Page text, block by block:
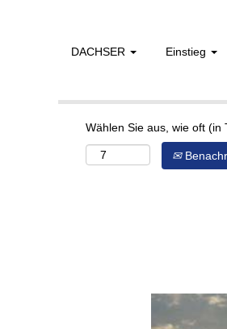
DACHSER Einstieg
Mehr Optionen
Wählen Sie aus, wie oft (in